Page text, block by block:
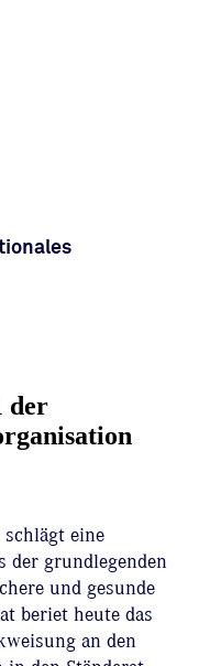
der
schlägt eine
der grundlegenden
und gesunde
beriet heute das
an den